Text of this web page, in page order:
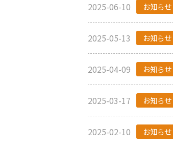
2025-06-10 お知らせ
2025-05-13 お知らせ
2025-04-09 お知らせ
2025-03-17 お知らせ
2025-02-10 お知らせ